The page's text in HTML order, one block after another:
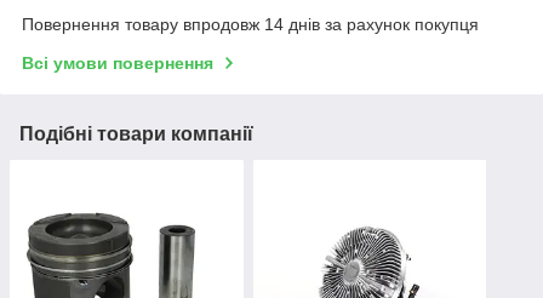
Повернення товару впродовж 14 днів за рахунок покупця
Всі умови повернення
Подібні товари компанії